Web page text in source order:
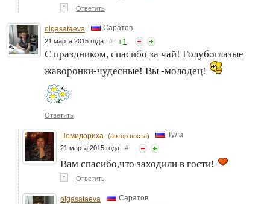
↑ Ответить
olgasataeva Саратов
21 марта 2015 года # +1
С праздником, спасибо за чай! Голубоглазые
жаворонки-чудесные! Вы -молодец!
Ответить
Помидориха (автор поста) Тула
21 марта 2015 года #
Вам спасибо,что заходили в гости!
↑ Ответить
olgasataeva Саратов